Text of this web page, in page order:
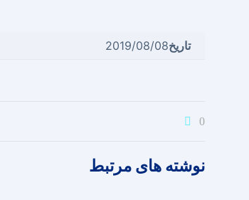
تاریخ2019/08/08
0
نوشته های مرتبط